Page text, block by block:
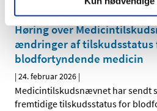
Høring over
ændringer af tilskudsstatus
blodfortyndende medicin
|24. februar 2026 |
Medicintilskudsnævnet har sendt
fremtidige tilskudsstatus for